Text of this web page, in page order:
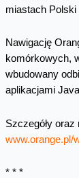
miastach Polski
Nawigację
komórkowych,
wbudowany
aplikacjami
Szczegóły oraz
www.orange.pl/
* * *